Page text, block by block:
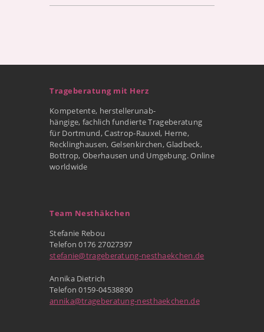
Trageberatung mit Herz
Kompetente, herstellerunab-
hängige, fachlich fundierte Trageberatung
für Dortmund, Castrop-Rauxel, Herne,
Recklinghausen, Gelsenkirchen, Gladbeck,
Bottrop, Oberhausen und Umgebung. Online
worldwide
Team Nesthäkchen
Stefanie Rebou
Telefon 0176 27027397
stefanie@trageberatung-nesthaekchen.de
Annika Dietrich
Telefon 0159-04538890
annika@trageberatung-nesthaekchen.de